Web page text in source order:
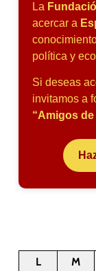
La
acercar a
política y
Si deseas
invitamos a
“Amigos
L M